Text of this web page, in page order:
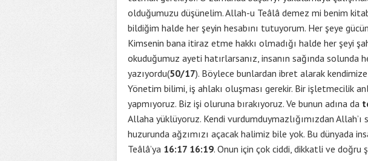
olduğumuzu düşünelim. Allah-u Teâlâ demez mi benim
bildiğim halde her şeyin hesabını tutuyorum. Her şeye
Kimsenin bana itiraz etme hakkı olmadığı halde her şeyi
okuduğumuz ayeti hatırlarsanız, insanın sağında solunda
yazıyordu(50/17). Böylece bunlardan ibret alarak
Yönetim bilimi, iş ahlakı oluşması gerekir. Bir işletmecilik
yapmıyoruz. Biz işi oluruna bırakıyoruz. Ve bunun adına da
Allaha yüklüyoruz. Kendi vurdumduymazlığımızdan Allah’ı
huzurunda ağzımızı açacak halimiz bile yok. Bu dünyada
Teâlâ’ya 16:17 16:19. Onun için çok ciddi, dikkatli ve doğru